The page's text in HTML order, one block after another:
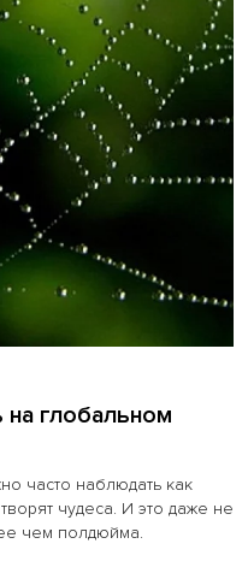
на глобальном
часто наблюдать как
чудеса. И это даже не
чем полдюйма.